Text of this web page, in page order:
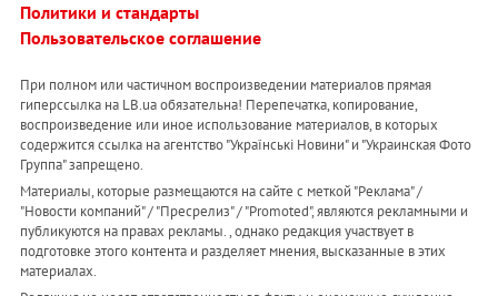
Политики и стандарты
Пользовательское соглашение
При полном или частичном воспроизведении материалов прямая
гиперссылка на LB.ua обязательна! Перепечатка, копирование,
воспроизведение или иное использование материалов, в которых
содержится ссылка на агентство "Українськi Новини" и "Украинская Фото
Группа" запрещено.
Материалы, которые размещаются на сайте с меткой "Реклама" /
"Новости компаний" / "Пресрелиз" / "Promoted", являются рекламными и
публикуются на правах рекламы. , однако редакция участвует в
подготовке этого контента и разделяет мнения, высказанные в этих
материалах.